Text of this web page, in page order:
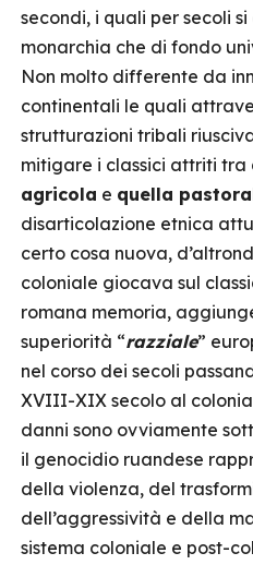
secondi, i quali per secoli
monarchia che di fondo
Non molto differente da
continentali le quali
strutturazioni tribali
mitigare i classici attriti tra
agricola e quella
disarticolazione etnica
certo cosa nuova,
coloniale giocava sul
romana memoria,
superiorità “razziale”
nel corso dei secoli
XVIII-XIX secolo al
danni sono ovviamente
il genocidio ruandese
della violenza, del
dell’aggressività e della
sistema coloniale e post-